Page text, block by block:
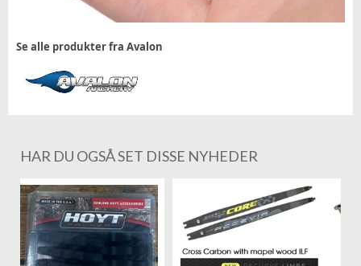
Se alle produkter fra Avalon
HAR DU OGSÅ SET DISSE NYHEDER